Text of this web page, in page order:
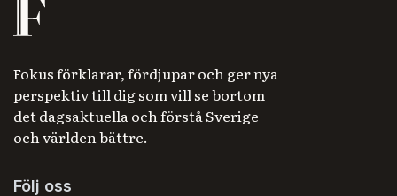
Fokus förklarar, fördjupar och ger nya
perspektiv till dig som vill se bortom
det dagsaktuella och förstå Sverige
och världen bättre.
Följ oss